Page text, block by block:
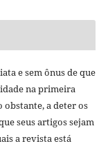
e sem ônus de que
na primeira
obstante, a deter os
seus artigos sejam
a revista está